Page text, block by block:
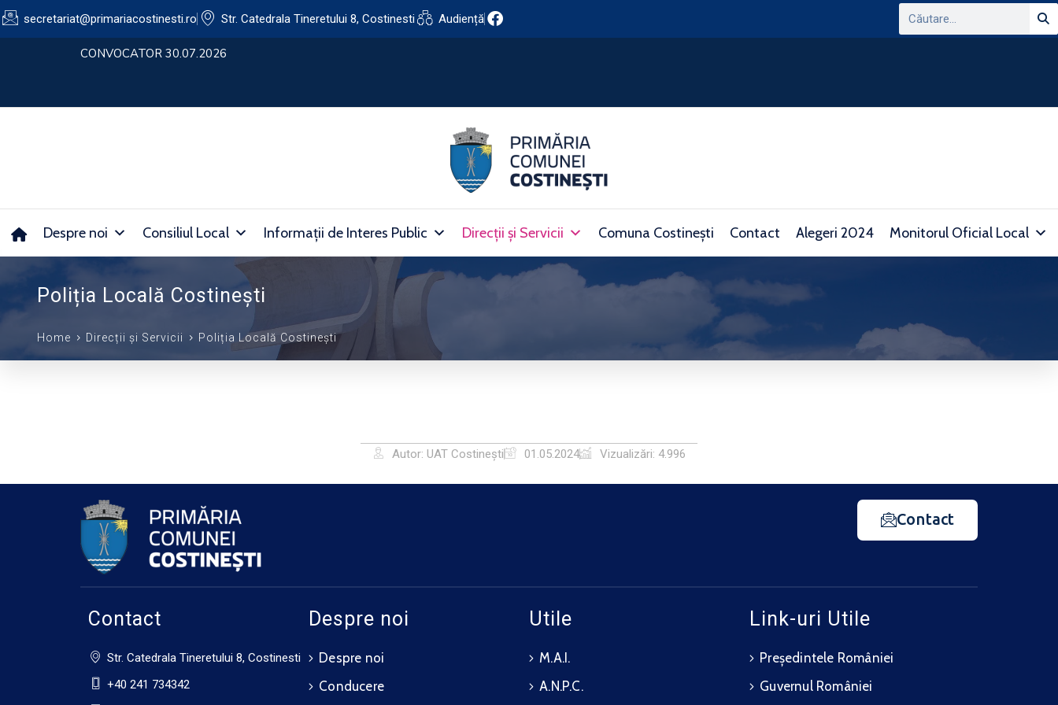
secretariat@primariacostinesti.ro​ Str. Catedrala Tineretului 8, Costinesti Audiență
CONVOCATOR 30.07.2026
Despre noi Consiliul Local Informații de Interes Public Direcții și Servicii Comuna Costinești Contact Alegeri 2024 Monitorul Oficial Local
Poliția Locală Costinești
Home Direcții și Servicii Poliția Locală Costinești
Autor: UAT Costinești 01.05.2024 Vizualizări: 4.996
Contact
Contact
Str. Catedrala Tineretului 8, Costinesti
+40 241 734342
Despre noi
Despre noi
Conducere
Utile
M.A.I.
A.N.P.C.
Link-uri Utile
Președintele României
Guvernul României